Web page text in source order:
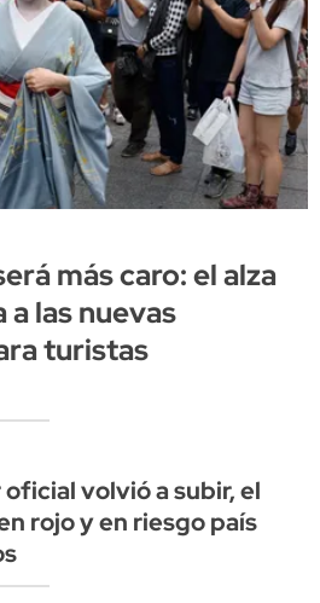
más caro: el alza
a las nuevas
turistas
volvió a subir, el
rojo y en riesgo país